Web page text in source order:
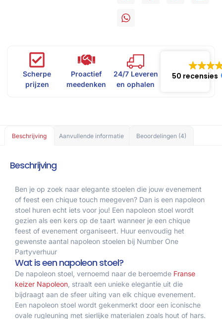
Scherpe
prijzen
Proactief
meedenken
24/7 Leveren
en ophalen
50 recensies
Beschrijving Aanvullende informatie Beoordelingen (4)
Beschrijving
Ben je op zoek naar elegante stoelen die jouw evenement
of feest een chique touch meegeven? Dan is een napoleon
stoel huren echt iets voor jou! Een napoleon stoel wordt
gezien als een kers op de taart wanneer je een chique
feest of evenement organiseert. Huur eenvoudig het
gewenste aantal napoleon stoelen bij Number One
Partyverhuur
Wat is een napoleon stoel?
De napoleon stoel, vernoemd naar de beroemde Franse
keizer Napoleon, straalt een unieke elegantie uit die
bijdraagt aan de sfeer uiting van elk chique evenement.
Een napoleon stoel wordt gekenmerkt door een iconische
ovale rugleuning met sierlijke materialen zoals hout of hars.